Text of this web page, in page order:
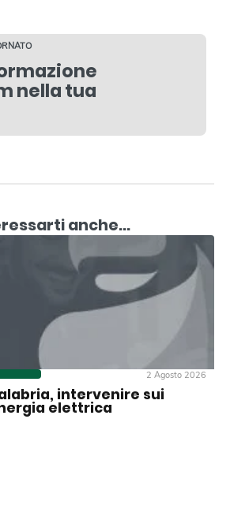
nella tua
anche...
2 Agosto 2026
intervenire sui
elettrica